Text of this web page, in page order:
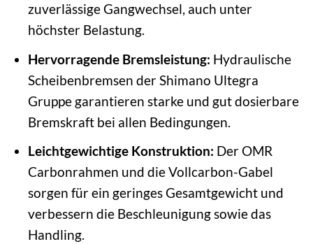
zuverlässige Gangwechsel, auch unter
höchster Belastung.
Hervorragende Bremsleistung: Hydraulische
Scheibenbremsen der Shimano Ultegra
Gruppe garantieren starke und gut dosierbare
Bremskraft bei allen Bedingungen.
Leichtgewichtige Konstruktion: Der OMR
Carbonrahmen und die Vollcarbon-Gabel
sorgen für ein geringes Gesamtgewicht und
verbessern die Beschleunigung sowie das
Handling.